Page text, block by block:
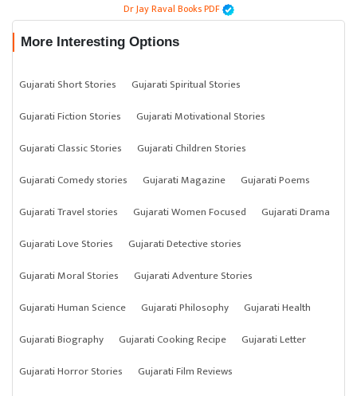
Dr Jay Raval Books PDF
More Interesting Options
Gujarati Short Stories
Gujarati Spiritual Stories
Gujarati Fiction Stories
Gujarati Motivational Stories
Gujarati Classic Stories
Gujarati Children Stories
Gujarati Comedy stories
Gujarati Magazine
Gujarati Poems
Gujarati Travel stories
Gujarati Women Focused
Gujarati Drama
Gujarati Love Stories
Gujarati Detective stories
Gujarati Moral Stories
Gujarati Adventure Stories
Gujarati Human Science
Gujarati Philosophy
Gujarati Health
Gujarati Biography
Gujarati Cooking Recipe
Gujarati Letter
Gujarati Horror Stories
Gujarati Film Reviews